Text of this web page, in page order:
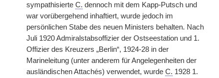
sympathisierte C. dennoch mit dem Kapp-Putsch und
war vorübergehend inhaftiert, wurde jedoch im
persönlichen Stabe des neuen Ministers behalten. Nach
Juli 1920 Admiralstabsoffizier der Ostseestation und 1.
Offizier des Kreuzers „Berlin“, 1924-28 in der
Marineleitung (unter anderem für Angelegenheiten der
ausländischen Attachés) verwendet, wurde C. 1928 1.